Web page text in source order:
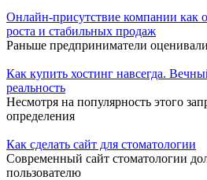
Онлайн-присутствие компании как
роста и стабильных продаж
Раньше предприниматели
Как купить хостинг навсегда.
реальность
Несмотря на популярность этого
определения
Как сделать сайт для стоматологии
Современный сайт стоматологии
пользователю